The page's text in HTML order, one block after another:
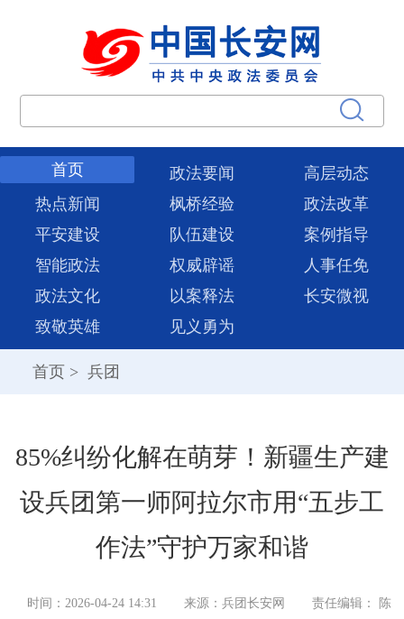
首页 政法要闻
高层动态
热点新闻
枫桥经验
政法改革
平安建设
队伍建设
案例指导
智能政法
权威辟谣
人事任免
政法文化
以案释法
长安微视
致敬英雄
见义勇为
首页 > 兵团
85%纠纷化解在萌芽！新疆生产建
设兵团第一师阿拉尔市用“五步工
作法”守护万家和谐
时间：2026-04-24 14:31 来源：兵团长安网
责任编辑： 陈